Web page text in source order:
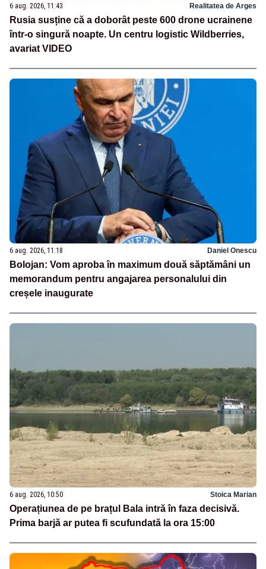
6 aug. 2026, 11:43 Realitatea de Arges
Rusia susține că a doborât peste 600 drone ucrainene
într-o singură noapte. Un centru logistic Wildberries,
avariat VIDEO
6 aug. 2026, 11:18 Daniel Onescu
Bolojan: Vom aproba în maximum două săptămâni un
memorandum pentru angajarea personalului din
creșele inaugurate
6 aug. 2026, 10:50 Stoica Marian
Operațiunea de pe brațul Bala intră în faza decisivă.
Prima barjă ar putea fi scufundată la ora 15:00